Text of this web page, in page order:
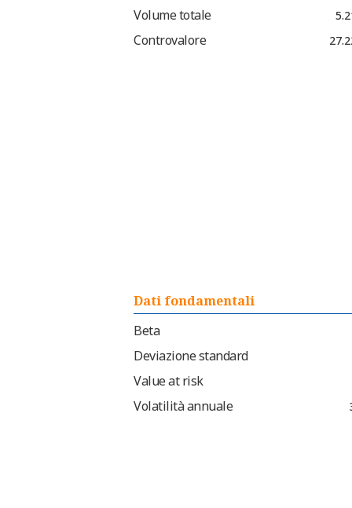
Volume totale
Controvalore
Dati fondamentali
Beta
Deviazione standard
Value at risk
Volatilità annuale